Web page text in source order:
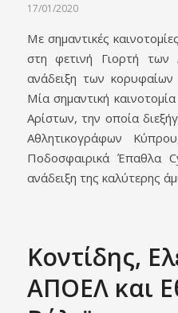
17/01/2020
Με σημαντικές
στη φετινή Γιορτή
ανάδειξη των
Μία σημαντική
Αρίστων, την οποία
Αθλητικογράφων
Ποδοσφαιρικά Έπαθλα
ανάδειξη της καλύτερης
Κοντίδης,
ΑΠΟΕΛ και